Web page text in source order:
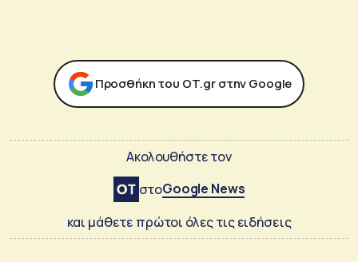
Προσθήκη του ΟΤ.gr στην Google
Ακολουθήστε τον
στοGoogle News
και μάθετε πρώτοι όλες τις ειδήσεις